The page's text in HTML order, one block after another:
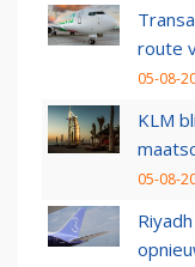
route
05-08-
KLM
05-08-